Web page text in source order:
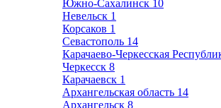
Южно-Сахалинск 10
Невельск 1
Корсаков 1
Севастополь 14
Карачаево-Черкесская
Черкесск 8
Карачаевск 1
Архангельская область 14
Архангельск 8